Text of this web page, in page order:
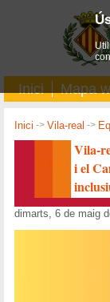
Inici Mapa
Inici ->Vila-real ->
Vila-
i el
dimarts, 6 de maig